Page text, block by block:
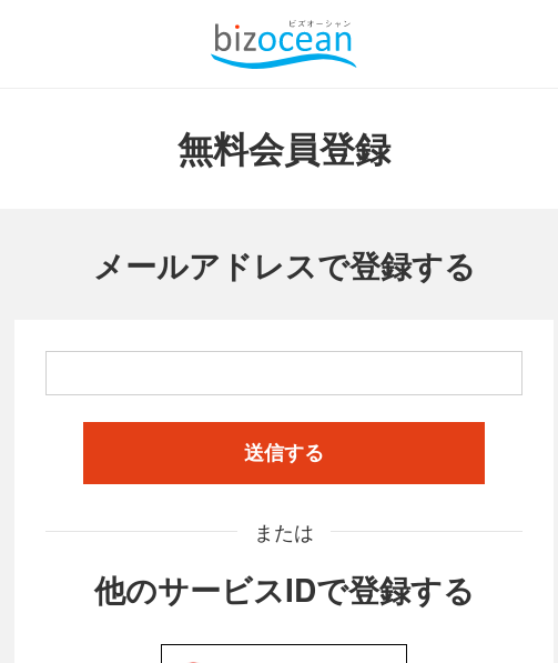
無料会員登録
メールアドレスで登録する
送信する
または
他のサービスIDで登録する